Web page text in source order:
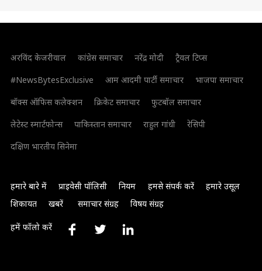
अरविंद केजरीवाल कांग्रेस समाचार नरेंद्र मोदी
ट्रैवल टिप्स
#NewsBytesExclusive
आम आदमी पार्टी समाचार
भाजपा समाचार
बॉक्स ऑफिस कलेक्शन
क्रिकेट समाचार
फुटबॉल समाचार
लेटेस्ट स्मार्टफोन्स
पाकिस्तान समाचार राहुल गांधी
रेसिपी
दक्षिण भारतीय सिनेमा
हमारे बारे में प्राइवेसी पॉलिसी नियम हमसे संपर्क करें
हमारे उसूल
शिकायत
खबरें समाचार संग्रह विषय संग्रह
हमें फॉलो करें